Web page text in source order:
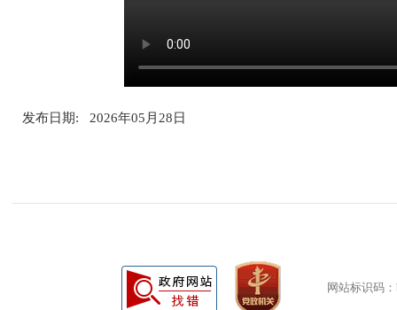
发布日期: 2026年05月28日
网站标识码